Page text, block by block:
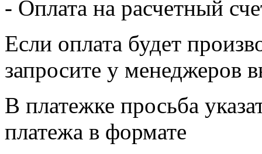
- Оплата на расчетный
Если оплата будет
запросите у менеджеров
В платежке просьба
платежа в формате